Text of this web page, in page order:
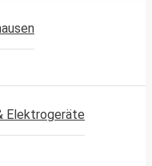
Elektrogeräte